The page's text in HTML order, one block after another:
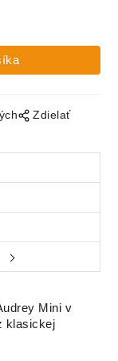
Zdielať
Mini v
klasickej